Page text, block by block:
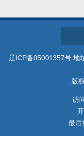
辽ICP备05001357号 地
版
访
最后